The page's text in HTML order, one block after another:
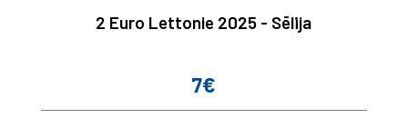
2 Euro Lettonie 2025 - Sēlija
Prix
7€